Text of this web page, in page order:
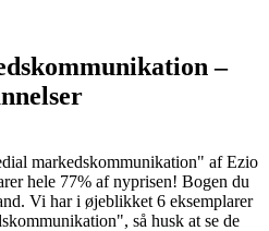
–
markedskommunikation" af Ezio
hele 77% af nyprisen! Bogen du
Vi har i øjeblikket 6 eksemplarer
så husk at se de